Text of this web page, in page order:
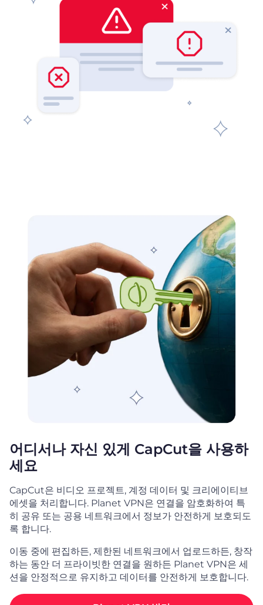
어디서나 자신 있게 CapCut을 사용하
세요
CapCut은 비디오 프로젝트, 계정 데이터 및 크리에이티브
에셋을 처리합니다. Planet VPN은 연결을 암호화하여 특
히 공유 또는 공용 네트워크에서 정보가 안전하게 보호되도
록 합니다.
이동 중에 편집하든, 제한된 네트워크에서 업로드하든, 창작
하는 동안 더 프라이빗한 연결을 원하든 Planet VPN은 세
션을 안정적으로 유지하고 데이터를 안전하게 보호합니다.